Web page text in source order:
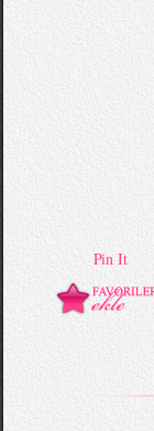
Pin It